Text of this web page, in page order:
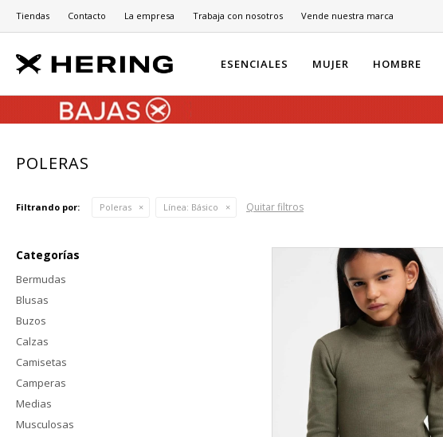
ESENCIALES MUJER HOMBRE
Tiendas Contacto La empresa Trabaja con nosotros Vende nuestra marca
POLERAS
Filtrando por: Poleras Línea: Básico Quitar filtros
Categorías
Bermudas
Blusas
Buzos
Calzas
Camisetas
Camperas
Medias
Musculosas